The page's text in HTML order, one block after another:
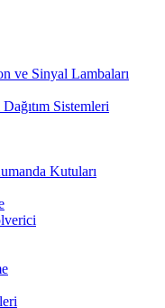
ve Sinyal Lambaları
Sistemleri
Kutuları